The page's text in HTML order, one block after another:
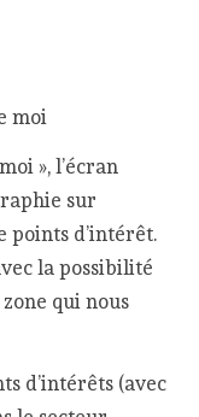
», l’écran
sur
points d’intérêt.
la possibilité
qui nous
d’intérêts (avec